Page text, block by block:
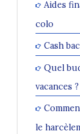
Aides
colo
Cash
Quel
vacances ?
le